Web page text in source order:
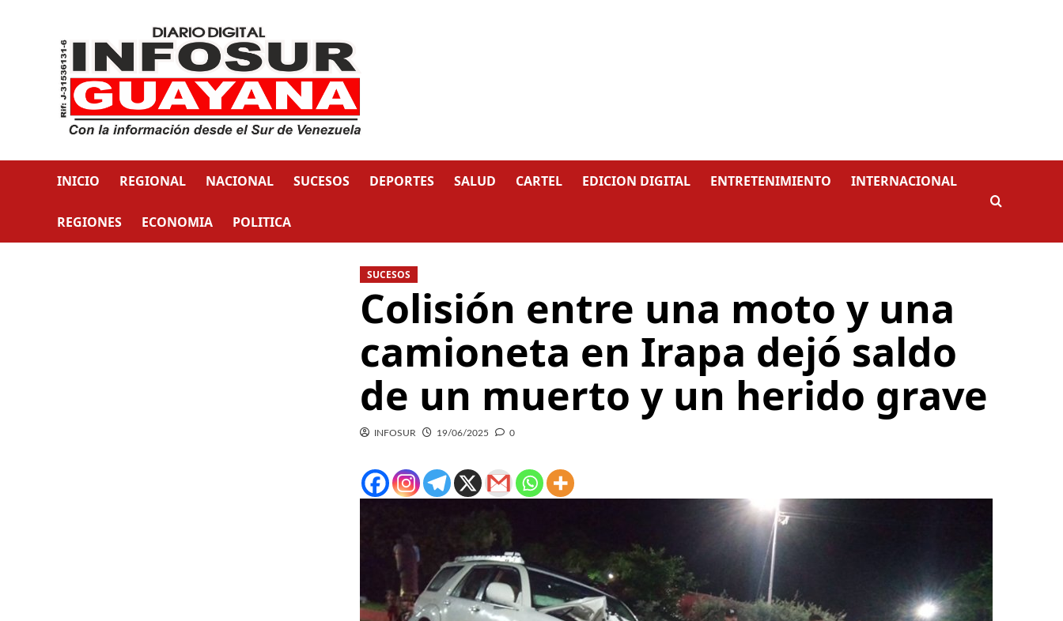
INICIO REGIONAL NACIONAL SUCESOS DEPORTES SALUD CARTEL EDICION DIGITAL ENTRETENIMIENTO INTERNACIONAL
REGIONES ECONOMIA POLITICA
SUCESOS
Colisión entre una moto y una
camioneta en Irapa dejó saldo
de un muerto y un herido grave
INFOSUR 19/06/2025 0